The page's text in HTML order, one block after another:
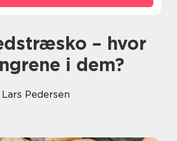
i dem?
Lars Pedersen